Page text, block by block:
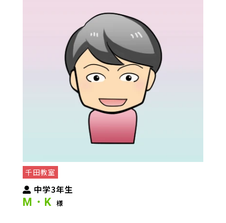
千田教室
中学3年生
M・K 様